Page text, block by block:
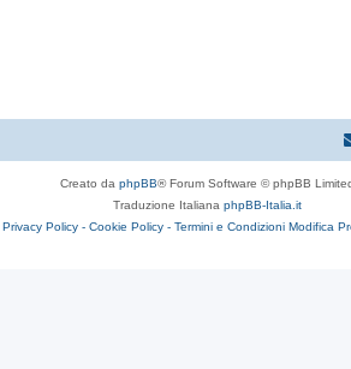
Creato da phpBB® Forum Software © phpBB
Traduzione Italiana phpBB-Italia.it
Privacy Policy - Cookie Policy - Termini e Condizioni Modifica